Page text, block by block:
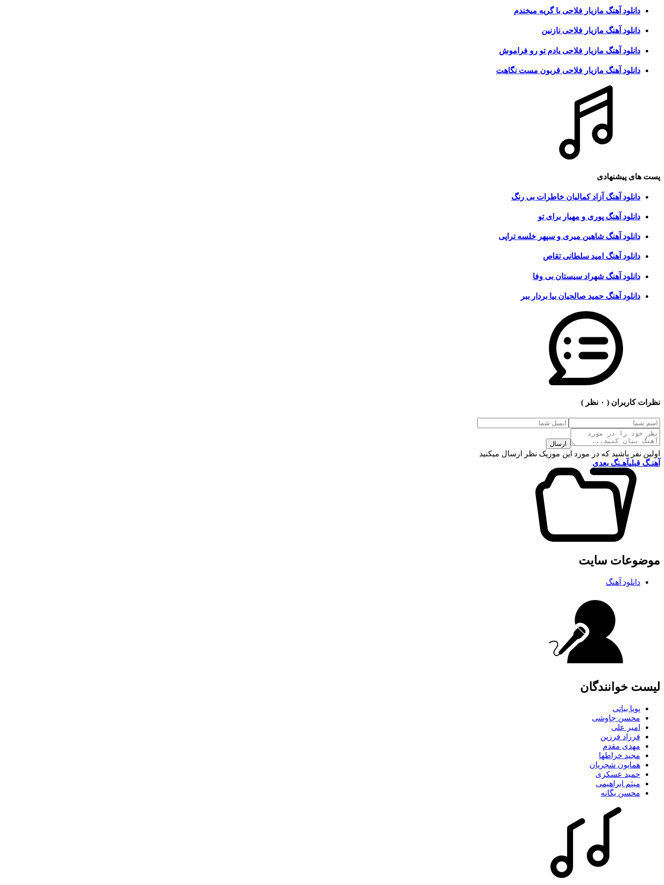
دانلود آهنگ مازیار فلاحی با گریه میخندم
دانلود آهنگ مازیار فلاحی نازنین
دانلود آهنگ مازیار فلاحی یادم تو رو فراموش
دانلود آهنگ مازیار فلاحی قربون مست نگاهت
پست های پیشنهادی
دانلود آهنگ آزاد کمالیان خاطرات بی رنگ
دانلود آهنگ پوری و مهیار برای تو
دانلود آهنگ شاهین میری و سپهر خلسه تراپی
دانلود آهنگ امید سلطانی تقاص
دانلود آهنگ شهراد سیستان بی وفا
دانلود آهنگ حمید صالحیان بیا بردار ببر
نظرات کاربران ( ۰ نظر )
ارسال
اولین نفر باشید که در مورد این موزیک نظر ارسال میکنید
آهنـگ قبلیآهـنگ بعدی
موضوعات سایت
دانلود آهنگ
لیست خوانندگان
پویا بیاتی
محسن چاوشی
امیر علی
فرزاد فرزین
مهدی مقدم
مجید خراطها
همایون شجریان
حمید عسکری
میثم ابراهیمی
محسن یگانه